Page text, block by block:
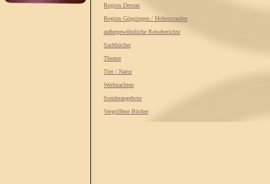
Region Dessau
Region Göppingen / Hohenstaufen
außergewöhnliche Reiseberichte
Sachbücher
Theater
Tier / Natur
Weihnachten
Sonderangebote
Vergriffene Bücher